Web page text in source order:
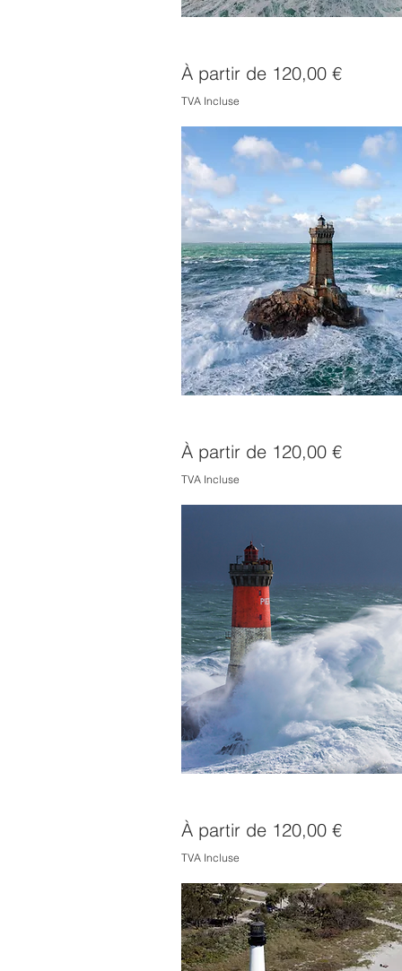
À partir de 120,00 €
Prix promotionnel
TVA Incluse
À partir de 120,00 €
Prix promotionnel
TVA Incluse
À partir de 120,00 €
Prix promotionnel
TVA Incluse